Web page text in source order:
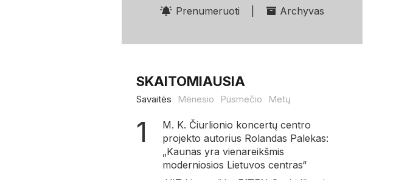
Prenumeruoti Archyvas
SKAITOMIAUSIA
Savaitės Mėnesio Pusmečio Metų
M. K. Čiurlionio koncertų centro
projekto autorius Rolandas Palekas:
„Kaunas yra vienareikšmis
moderniosios Lietuvos centras“